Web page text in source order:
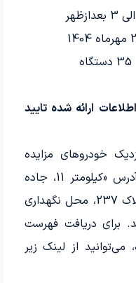
35 دستگاه
ارائه شده تایید
خودروهای مزایده
بهمن موتور دارند، می‌توانند به آدرس «کیلومتر 11، جاده
مخصوص کرج (شهید لشگری)، پلاک 237، محل نگهداری
برای دریافت فهرست
از لینک زیر